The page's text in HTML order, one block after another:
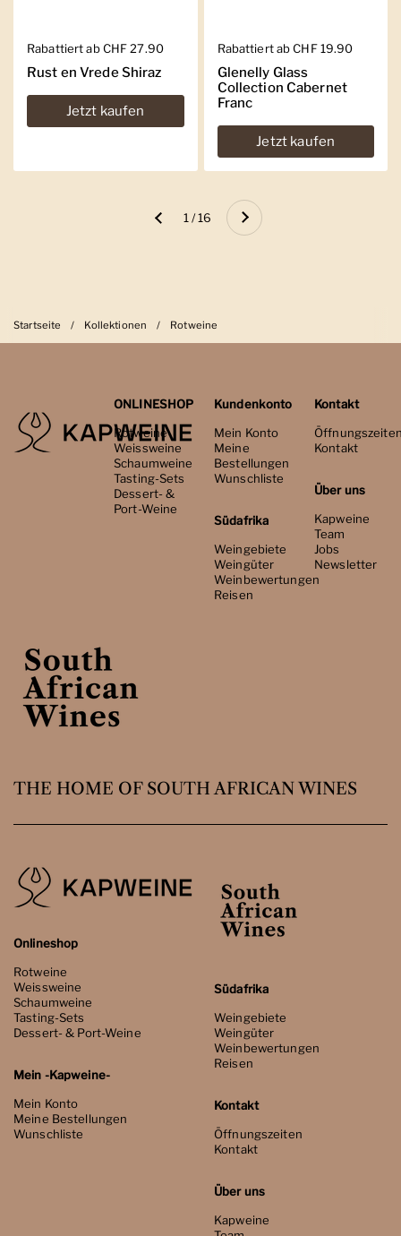
Regulärer Preis
Rabattiert ab CHF 27.90
Rust en Vrede Shiraz
Jetzt kaufen
Regulärer Preis
Rabattiert ab CHF 19.90
Glenelly Glass
Collection Cabernet
Franc
Jetzt kaufen
Zurück 1 / 16 Weiter
Startseite / Kollektionen / Rotweine
ONLINESHOP
Rotweine
Weissweine
Schaumweine
Tasting-Sets
Dessert- &
Port-Weine
Kundenkonto
Mein Konto
Meine
Bestellungen
Wunschliste
Südafrika
Weingebiete
Weingüter
Weinbewertungen
Reisen
Kontakt
Kontakt
Über uns
Kapweine
Team
Jobs
Newsletter
THE HOME OF SOUTH AFRICAN WINES
Onlineshop
Rotweine
Weissweine
Schaumweine
Tasting-Sets
Dessert- & Port-Weine
Mein -Kapweine-
Mein Konto
Meine Bestellungen
Wunschliste
Südafrika
Weingebiete
Weingüter
Weinbewertungen
Reisen
Kontakt
Öffnungszeiten
Kontakt
Über uns
Kapweine